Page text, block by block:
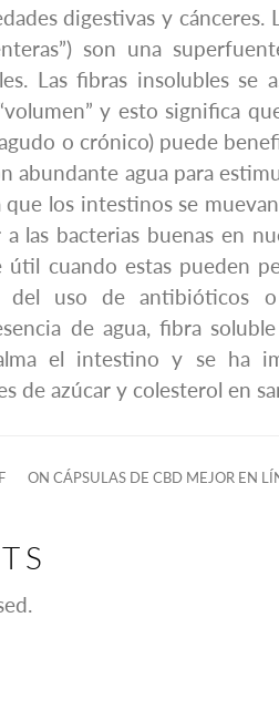
digestivas y cánceres.
son una
Las fibras insolubles se
y esto significa
o crónico) puede
abundante agua para
que los intestinos se
a las bacterias buenas en
útil cuando estas pueden
del uso de antibióticos
de agua, fibra
el intestino y se ha
de azúcar y colesterol en
ON CÁPSULAS DE CBD MEJOR EN